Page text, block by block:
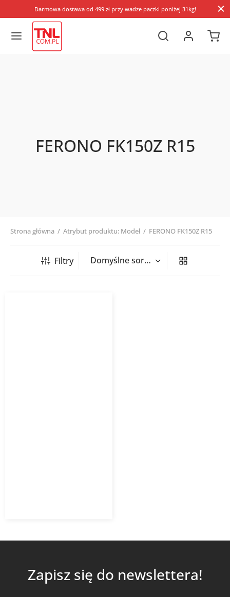
Darmowa dostawa od 499 zł przy wadze paczki poniżej 31kg!
FERONO FK150Z R15
Strona główna / Atrybut produktu: Model / FERONO FK150Z R15
Filtry
Zapisz się do newslettera!